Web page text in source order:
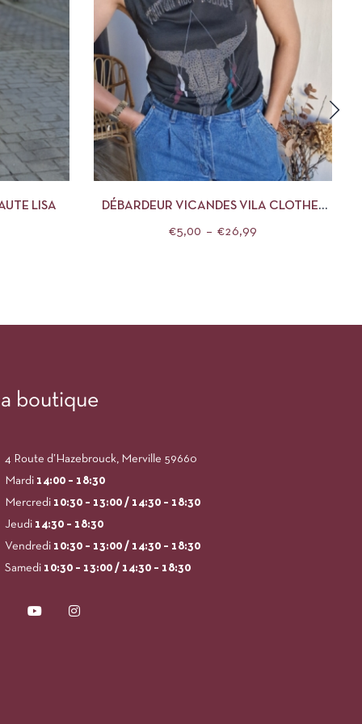
OPTIONS
LISA
APERÇU CHOIX DES OPTIONS
DÉBARDEUR VICANDES VILA CLOTHES
€5,00 – €26,99
boutique
4 Route d’Hazebrouck, Merville 59660
Mardi 14:00– 18:30
Mercredi 10:30 – 13:00 / 14:30 – 18:30
Jeudi 14:30 – 18:30
Vendredi10:30 – 13:00 / 14:30 – 18:30
Samedi 10:30 – 13:00 / 14:30 – 18:30